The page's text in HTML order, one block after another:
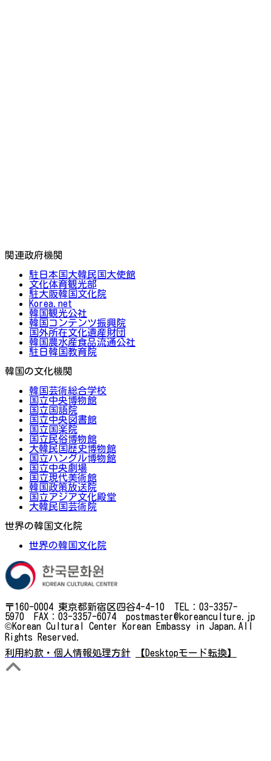
関連政府機関
駐日本国大韓民国大使館
文化体育観光部
駐大阪韓国文化院
Korea.net
韓国観光公社
韓国コンテンツ振興院
国外所在文化遺産財団
韓国農水産食品流通公社
駐日韓国教育院
韓国の文化機関
韓国芸術総合学校
国立中央博物館
国立国語院
国立中央図書館
国立国楽院
国立民俗博物館
大韓民国歴史博物館
国立ハングル博物館
国立中央劇場
国立現代美術館
韓国政策放送院
国立アジア文化殿堂
大韓民国芸術院
世界の韓国文化院
世界の韓国文化院
〒160-0004 東京都新宿区四谷4-4-10 TEL：03-3357-
5970 FAX：03-3357-6074 postmaster@koreanculture.jp
©Korean Cultural Center Korean Embassy in Japan.All
Rights Reserved.
利用約款・個人情報処理方針
【Desktopモード転換】